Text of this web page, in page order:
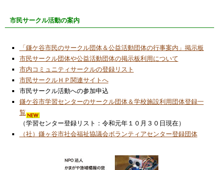
市民サークル活動の案内
「鎌ケ谷市民のサークル団体＆公益活動団体の行事案内」掲示板
市民サークル団体や公益活動団体の掲示板利用について
市内コミュニティサークルの登録リスト
市民サークルＨＰ関連サイトへ
市民サークル活動への参加申込
鎌ケ谷市学習センターのサークル団体＆学校施設利用団体登録一
覧
（学習センター登録リスト：令和元年１０月３０日現在）
（社）鎌ヶ谷市社会福祉協議会ボランティアセンター登録団体